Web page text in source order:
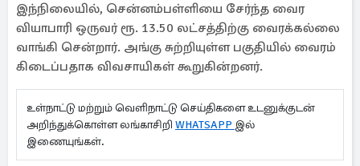
இந்நிலையில், சென்னம்பள்ளியை சேர்ந்த வைர
வியாபாரி ஒருவர் ரூ. 13.50 லட்சத்திற்கு வைரக்கல்லை
வாங்கி சென்றார். அங்கு சுற்றியுள்ள பகுதியில் வைரம்
கிடைப்பதாக விவசாயிகள் கூறுகின்றனர்.
உள்நாட்டு மற்றும் வெளிநாட்டு செய்திகளை உடனுக்குடன்
அறிந்துக்கொள்ள லங்காசிறி WHATSAPP இல்
இணையுங்கள்.